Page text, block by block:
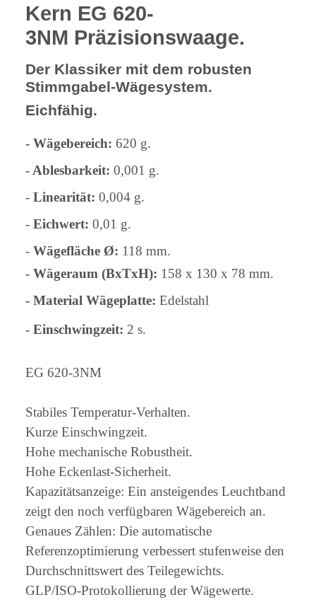
Kern EG 620-
3NM Präzisionswaage.
Der Klassiker mit dem robusten
Stimmgabel-Wägesystem.
Eichfähig.
- Wägebereich: 620 g.
- Ablesbarkeit: 0,001 g.
- Linearität: 0,004 g.
- Eichwert: 0,01 g.
- Wägefläche Ø: 118 mm.
- Wägeraum (BxTxH): 158 x 130 x 78 mm.
- Material Wägeplatte: Edelstahl
- Einschwingzeit: 2 s.
EG 620-3NM
Stabiles Temperatur-Verhalten.
Kurze Einschwingzeit.
Hohe mechanische Robustheit.
Hohe Eckenlast-Sicherheit.
Kapazitätsanzeige: Ein ansteigendes Leuchtband
zeigt den noch verfügbaren Wägebereich an.
Genaues Zählen: Die automatische
Referenzoptimierung verbessert stufenweise den
Durchschnittswert des Teilegewichts.
GLP/ISO-Protokollierung der Wägewerte.